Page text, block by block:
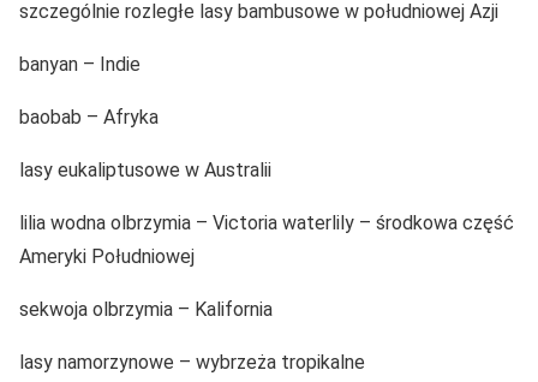
szczególnie rozległe lasy bambusowe w południowej Azji
banyan – Indie
baobab – Afryka
lasy eukaliptusowe w Australii
lilia wodna olbrzymia – Victoria waterlily – środkowa część
Ameryki Południowej
sekwoja olbrzymia – Kalifornia
lasy namorzynowe – wybrzeża tropikalne